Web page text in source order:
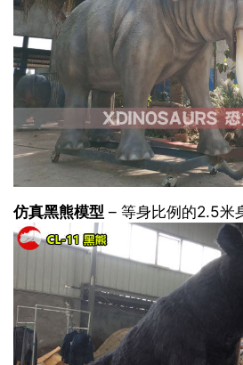
仿真黑熊模型 – 等身比例的2.5米